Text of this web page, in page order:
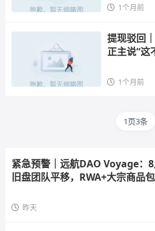
1个月前
提现驳回
正主说“这
1个月前
1页3条
紧急预警｜远航DAO Voyage：8
旧盘团队平移，RWA+大宗商品包
昨天